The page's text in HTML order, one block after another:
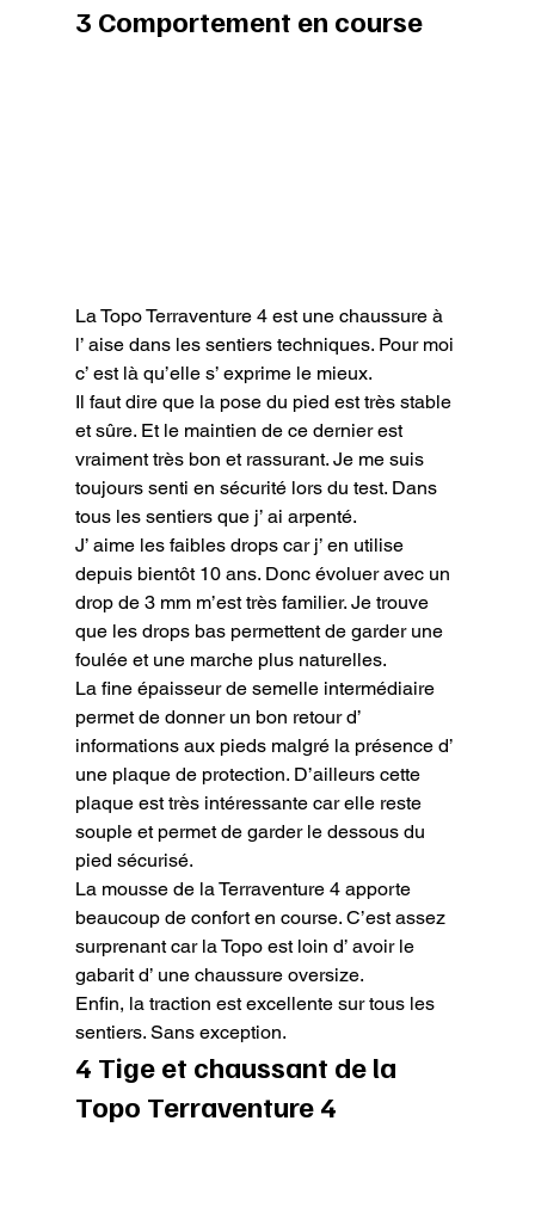
3 Comportement en course
La Topo Terraventure 4 est une chaussure à
l’ aise dans les sentiers techniques. Pour moi
c’ est là qu’elle s’ exprime le mieux.
Il faut dire que la pose du pied est très stable
et sûre. Et le maintien de ce dernier est
vraiment très bon et rassurant. Je me suis
toujours senti en sécurité lors du test. Dans
tous les sentiers que j’ ai arpenté.
J’ aime les faibles drops car j’ en utilise
depuis bientôt 10 ans. Donc évoluer avec un
drop de 3 mm m’est très familier. Je trouve
que les drops bas permettent de garder une
foulée et une marche plus naturelles.
La fine épaisseur de semelle intermédiaire
permet de donner un bon retour d’
informations aux pieds malgré la présence d’
une plaque de protection. D’ailleurs cette
plaque est très intéressante car elle reste
souple et permet de garder le dessous du
pied sécurisé.
La mousse de la Terraventure 4 apporte
beaucoup de confort en course. C’est assez
surprenant car la Topo est loin d’ avoir le
gabarit d’ une chaussure oversize.
Enfin, la traction est excellente sur tous les
sentiers. Sans exception.
4 Tige et chaussant de la
Topo Terraventure 4